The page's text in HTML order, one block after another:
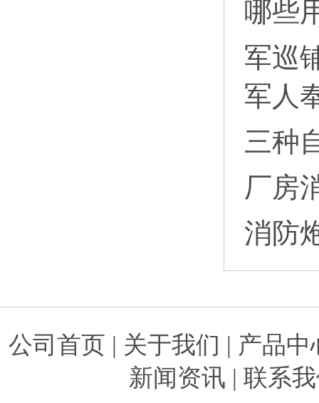
哪些
军巡
军人
三种
厂房
消防
公司首页 | 关于我们 | 产品中
新闻资讯 | 联系